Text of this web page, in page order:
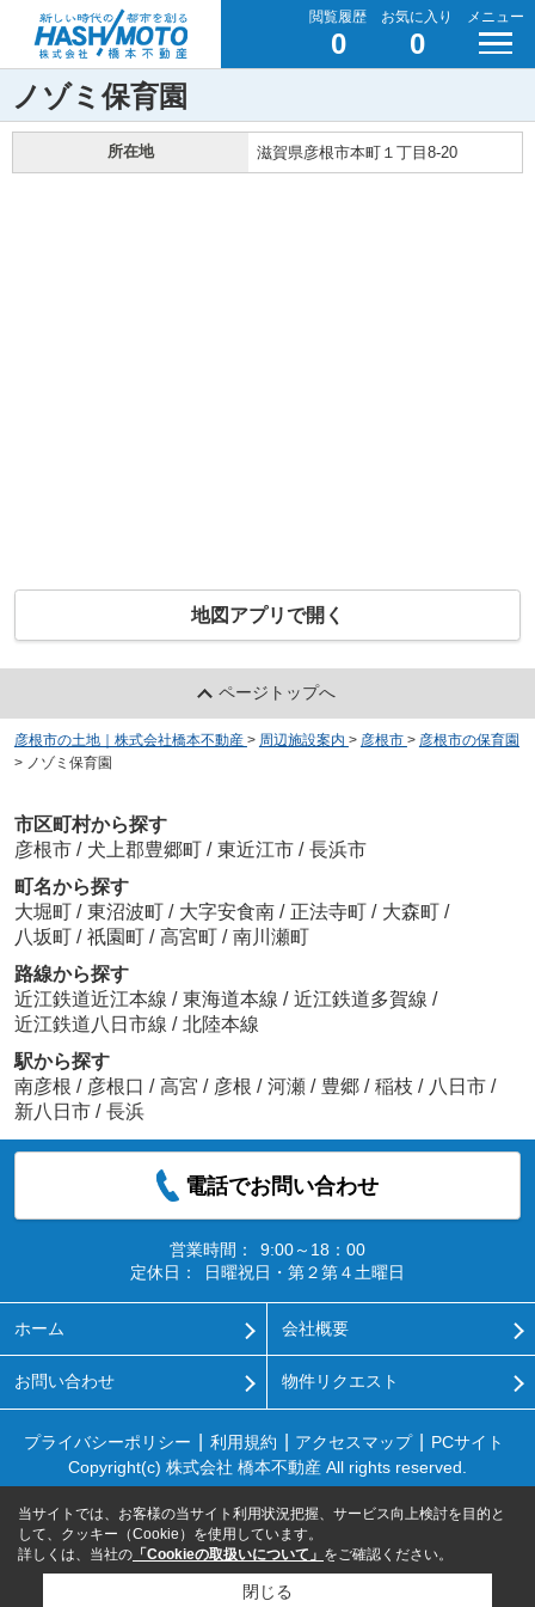
閲覧履歴
0
お気に入り
0
メニュー
ノゾミ保育園
所在地 滋賀県彦根市本町１丁目8-20
地図アプリで開く
ページトップへ
彦根市の土地｜株式会社橋本不動産 > 周辺施設案内 > 彦根市 > 彦根市の保育園
> ノゾミ保育園
市区町村から探す
彦根市 / 犬上郡豊郷町 / 東近江市 / 長浜市
町名から探す
大堀町 / 東沼波町 / 大字安食南 / 正法寺町 / 大森町 /
八坂町 / 祇園町 / 高宮町 / 南川瀬町
路線から探す
近江鉄道近江本線 / 東海道本線 / 近江鉄道多賀線 /
近江鉄道八日市線 / 北陸本線
駅から探す
南彦根 / 彦根口 / 高宮 / 彦根 / 河瀬 / 豊郷 / 稲枝 / 八日市 /
新八日市 / 長浜
電話でお問い合わせ
営業時間：
9:00～18：00
定休日：
日曜祝日・第２第４土曜日
ホーム 会社概要
お問い合わせ 物件リクエスト
プライバシーポリシー 利用規約 アクセスマップ
PCサイト
Copyright(c) 株式会社 橋本不動産 All rights reserved.
当サイトでは、お客様の当サイト利用状況把握、サービス向上検討を目的と
して、クッキー（Cookie）を使用しています。
詳しくは、当社の 「Cookieの取扱いについて」 をご確認ください。
閉じる